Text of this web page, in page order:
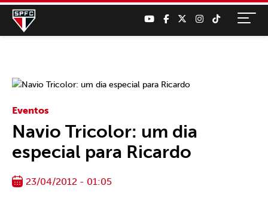
Eventos
Navio Tricolor: um dia
especial para Ricardo
23/04/2012 - 01:05